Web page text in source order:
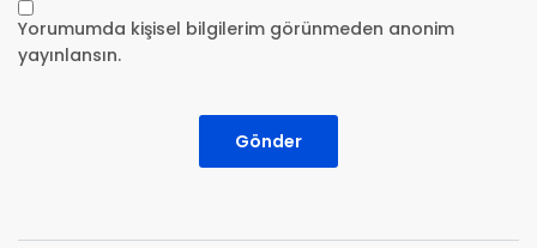
Yorumumda kişisel bilgilerim görünmeden anonim
yayınlansın.
Gönder